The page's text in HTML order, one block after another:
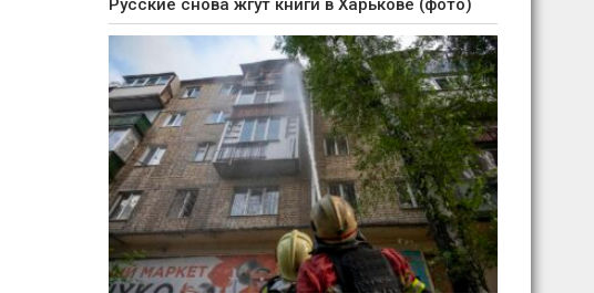
Русские снова жгут книги в Харькове (фото)